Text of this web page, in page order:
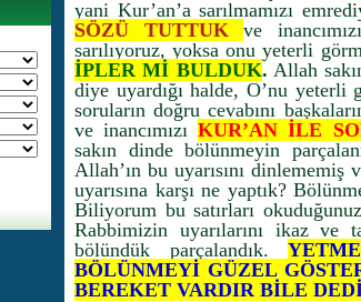
yani Kur’an’a sarılmamızı
SÖZÜ TUTTUK ve
sarılıyoruz, yoksa onu yeterli
İPLER Mİ BULDUK. Allah
diye uyardığı halde, O’nu
soruların doğru cevabını
ve inancımızıKUR’AN İLE
sakın dinde bölünmeyin
Allah’ın bu uyarısını
uyarısına karşı ne yaptık?
Biliyorum bu satırları
Rabbimizin uyarılarını ikaz
bölündük parçalandık.
BÖLÜNMEYİ GÜZEL
BEREKET VARDIR BİLE